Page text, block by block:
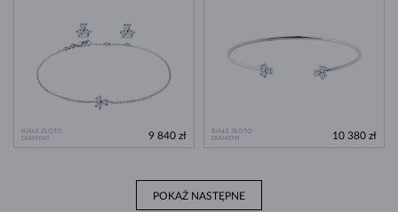
BIAŁE ZŁOTO
DIAMENT
9 840 zł
BIAŁE ZŁOTO
DIAMENT
10 380 zł
POKAŻ NASTĘPNE